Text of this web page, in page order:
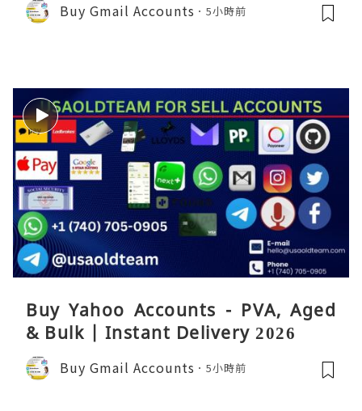
Buy Gmail Accounts 5小時前
Buy Yahoo Accounts - PVA, Aged
& Bulk | Instant Delivery 2026
Buy Gmail Accounts 5小時前